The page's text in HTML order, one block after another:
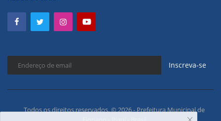
Inscreva-se
Todos os direitos reservados. © 2026 - Prefeitura Municipal de